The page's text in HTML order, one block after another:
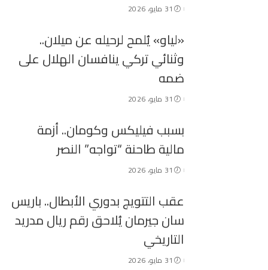
31 مايو، 2026
«لياو» يُلمح لرحيله عن ميلان..
وثنائي تركي ينافسان الهلال على
ضمه
31 مايو، 2026
بسبب فيليكس وكومان.. أزمة
مالية طاحنة “تواجه” النصر
31 مايو، 2026
عقب التتويج بدوري الأبطال.. باريس
سان جيرمان يُلاحق رقم ريال مدريد
التاريخي
31 مايو، 2026